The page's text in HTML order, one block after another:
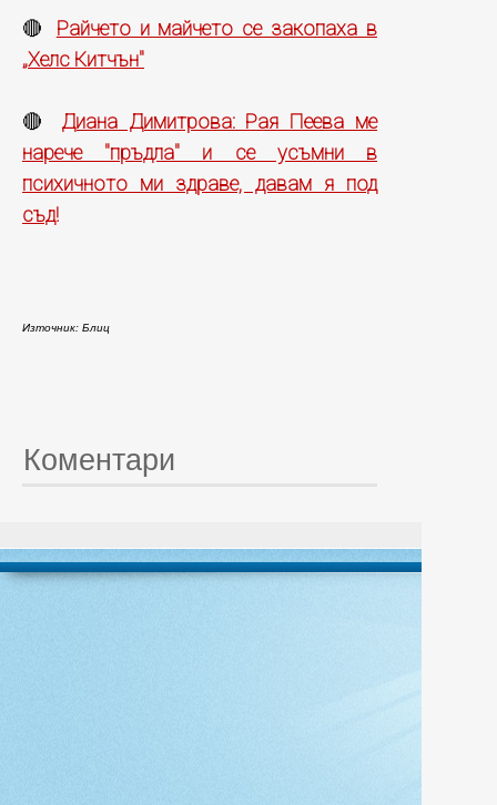
🔴 Райчето и майчето се закопаха в
„Хелс Китчън"
🔴 Диана Димитрова: Рая Пеева ме
нарече "пръдла" и се усъмни в
психичното ми здраве, давам я под
съд!
Източник: Блиц
Коментари